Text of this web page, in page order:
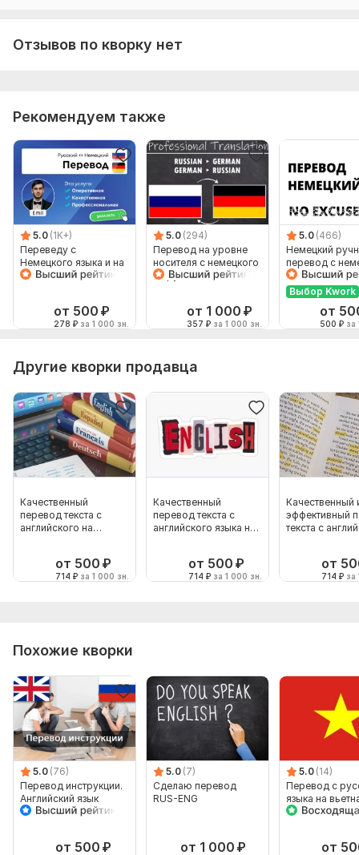
Отзывов по кворку нет
Рекомендуем также
5.0 (1K+)
Переведу с
Немецкого языка и на
Немецкий язык от
от 500 ₽
278 ₽ за 1 000 зн.
5.0 (294)
Перевод на уровне
носителя с немецкого
на русский язык и
от 1 000 ₽
357 ₽ за 1 000 зн.
5.0 (466)
Немецкий
перевод с
на немецкий
Выбор Kwork
от
500 ₽ за
Другие кворки продавца
Качественный
перевод текста с
английского на
от 500 ₽
714 ₽ за 1 000 зн.
Качественный
перевод текста с
английского языка на
от 500 ₽
714 ₽ за 1 000 зн.
Качественный
эффективный
текста с
от
714 ₽ за
Похожие кворки
5.0 (76)
Перевод инструкции.
Английский язык
от 500 ₽
5.0 (7)
Сделаю перевод
RUS-ENG
от 1 000 ₽
5.0 (14)
Перевод с
языка на
язык
от